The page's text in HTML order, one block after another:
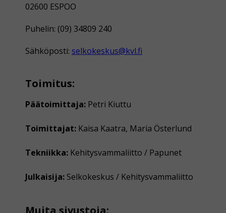
02600 ESPOO
Puhelin: (09) 34809 240
Sähköposti: selkokeskus@kvl.fi
Toimitus:
Päätoimittaja: Petri Kiuttu
Toimittajat: Kaisa Kaatra, Maria Österlund
Tekniikka: Kehitysvammaliitto / Papunet
Julkaisija: Selkokeskus / Kehitysvammaliitto
Muita sivustoja: